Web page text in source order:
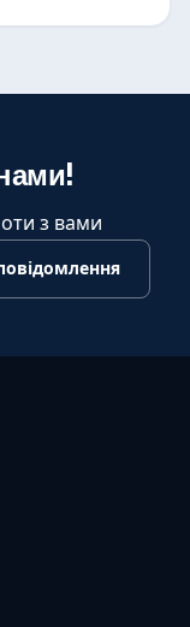
з вами